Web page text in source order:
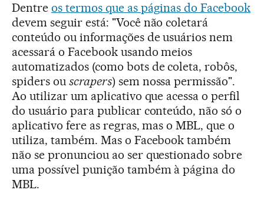
Dentre os termos que as páginas do Facebook
devem seguir está: "Você não coletará
conteúdo ou informações de usuários nem
acessará o Facebook usando meios
automatizados (como bots de coleta, robôs,
spiders ou scrapers) sem nossa permissão".
Ao utilizar um aplicativo que acessa o perfil
do usuário para publicar conteúdo, não só o
aplicativo fere as regras, mas o MBL, que o
utiliza, também. Mas o Facebook também
não se pronunciou ao ser questionado sobre
uma possível punição também à página do
MBL.